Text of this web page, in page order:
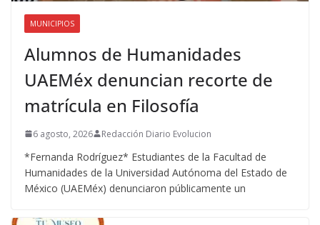
MUNICIPIOS
Alumnos de Humanidades
UAEMéx denuncian recorte de
matrícula en Filosofía
6 agosto, 2026 Redacción Diario Evolucion
*Fernanda Rodríguez* Estudiantes de la Facultad de
Humanidades de la Universidad Autónoma del Estado de
México (UAEMéx) denunciaron públicamente un